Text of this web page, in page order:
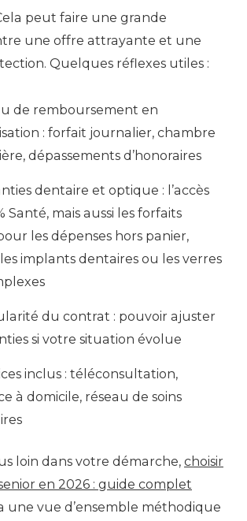
peut faire une grande
une offre attrayante et une
Quelques réflexes utiles :
de remboursement en
: forfait journalier, chambre
dépassements d’honoraires
dentaire et optique : l’accès
Santé, mais aussi les forfaits
les dépenses hors panier,
implants dentaires ou les verres
du contrat : pouvoir ajuster
si votre situation évolue
inclus : téléconsultation,
à domicile, réseau de soins
loin dans votre démarche, choisir
en 2026 : guide complet
une vue d’ensemble méthodique